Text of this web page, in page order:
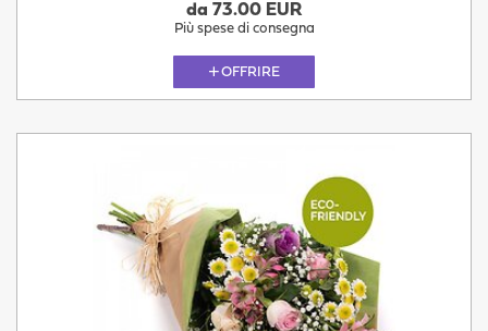
da 73.00 EUR
Più spese di consegna
OFFRIRE